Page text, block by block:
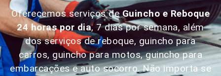
Oferecemos serviços deGuincho e Reboque
24 horas por dia, 7 dias por semana, além
dos serviços de reboque, guincho para
carros, guincho para motos, guincho para
embarcações e auto socorro. Não importa se